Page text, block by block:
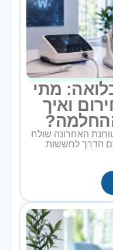
מתי
ואיך
האחרונה שולח
הדרך לחששות